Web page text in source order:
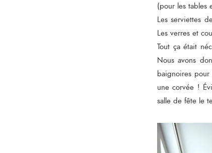
(pour les tables
Les serviettes
Les verres et
Tout ça était
Nous avons
baignoires
une corvée !
salle de fête le